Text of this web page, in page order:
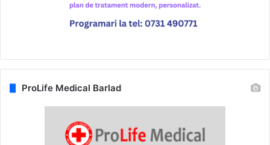
ProLife Medical Barlad